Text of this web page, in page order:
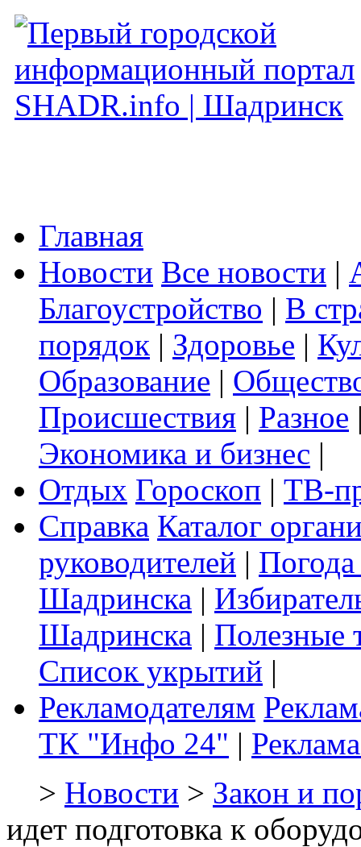
Главная
Новости Все новости |
Благоустройство | В
порядок | Здоровье |
Образование |
Происшествия | Разное
Экономика и бизнес |
Отдых Гороскоп | ТВ-
Справка Каталог
руководителей |
Шадринска |
Шадринска | Полезные
Список укрытий |
Рекламодателям
ТК "Инфо 24" |
> Новости > Закон и
идет подготовка к